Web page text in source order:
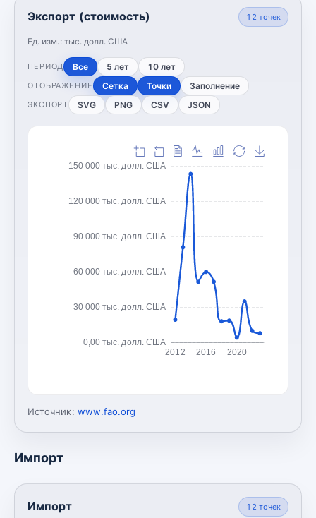
Экспорт (стоимость)
Ед. изм.: тыс. долл. США
12 точек
ПЕРИОД Все 5 лет 10 лет
ОТОБРАЖЕНИЕ Сетка Точки Заполнение
ЭКСПОРТ SVG PNG CSV JSON
0,00 тыс. долл. США
30 000 тыс. долл. США
60 000 тыс. долл. США
90 000 тыс. долл. США
120 000 тыс. долл. США
150 000 тыс. долл. США
2012 2016 2020
Источник: www.fao.org
Импорт
Импорт 12 точек